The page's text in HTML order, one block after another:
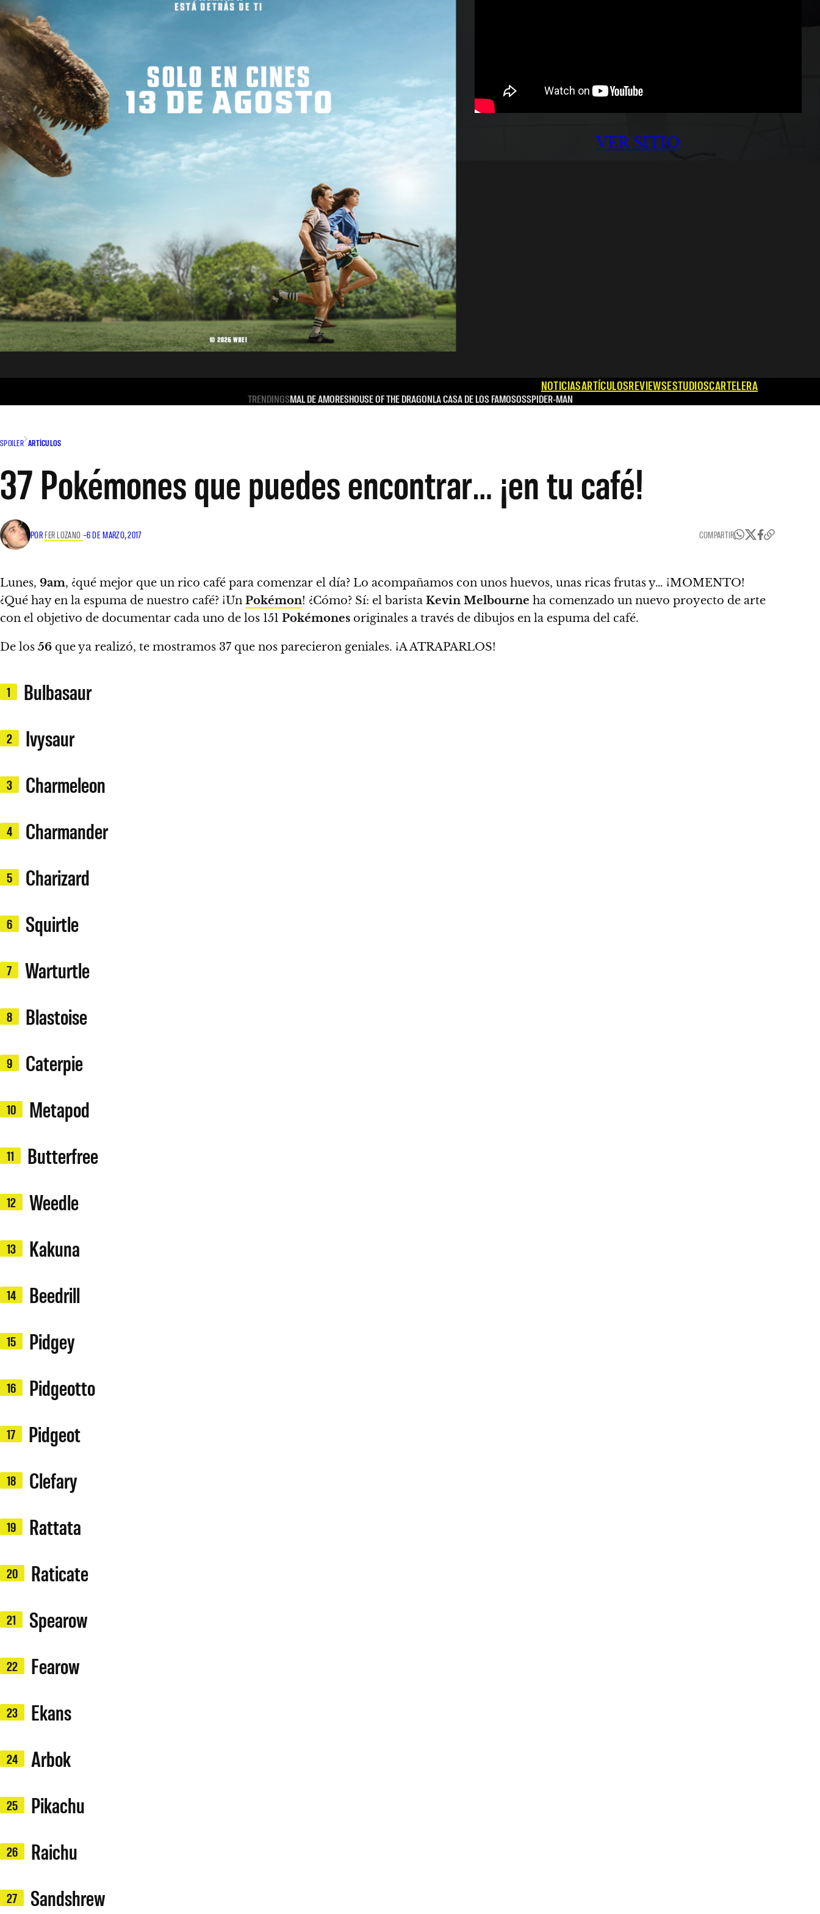
VER SITIO
NOTICIASARTÍCULOSREVIEWSESTUDIOSCARTELERA
TRENDINGSMAL DE AMORESHOUSE OF THE DRAGONLA CASA DE LOS FAMOSOSSPIDER-MAN
SPOILER ARTÍCULOS
37 Pokémones que puedes encontrar… ¡en tu café!
POR FER LOZANO –6 DE MARZO, 2017 COMPARTIR
Lunes, 9am, ¿qué mejor que un rico café para comenzar el día? Lo acompañamos con unos huevos, unas ricas frutas y… ¡MOMENTO!
¿Qué hay en la espuma de nuestro café? ¡Un Pokémon! ¿Cómo? Sí: el barista Kevin Melbourne ha comenzado un nuevo proyecto de arte
con el objetivo de documentar cada uno de los 151 Pokémones originales a través de dibujos en la espuma del café.
De los 56 que ya realizó, te mostramos 37 que nos parecieron geniales. ¡A ATRAPARLOS!
1 Bulbasaur
2 Ivysaur
3 Charmeleon
4 Charmander
5 Charizard
6 Squirtle
7 Warturtle
8 Blastoise
9 Caterpie
10 Metapod
11 Butterfree
12 Weedle
13 Kakuna
14 Beedrill
15 Pidgey
16 Pidgeotto
17 Pidgeot
18 Clefary
19 Rattata
20 Raticate
21 Spearow
22 Fearow
23 Ekans
24 Arbok
25 Pikachu
26 Raichu
27 Sandshrew